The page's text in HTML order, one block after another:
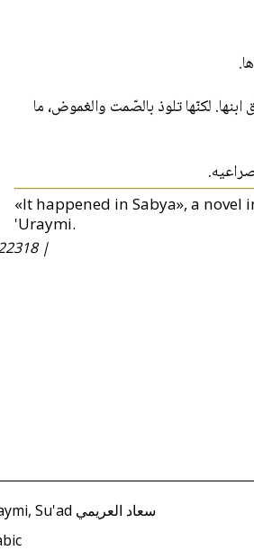
لكنّها تلوذ بالصّمت والغموض، ما
«It happened in Sabya», a
'Uraymi.
|
Uraymi, Su'ad سعاد العريمي